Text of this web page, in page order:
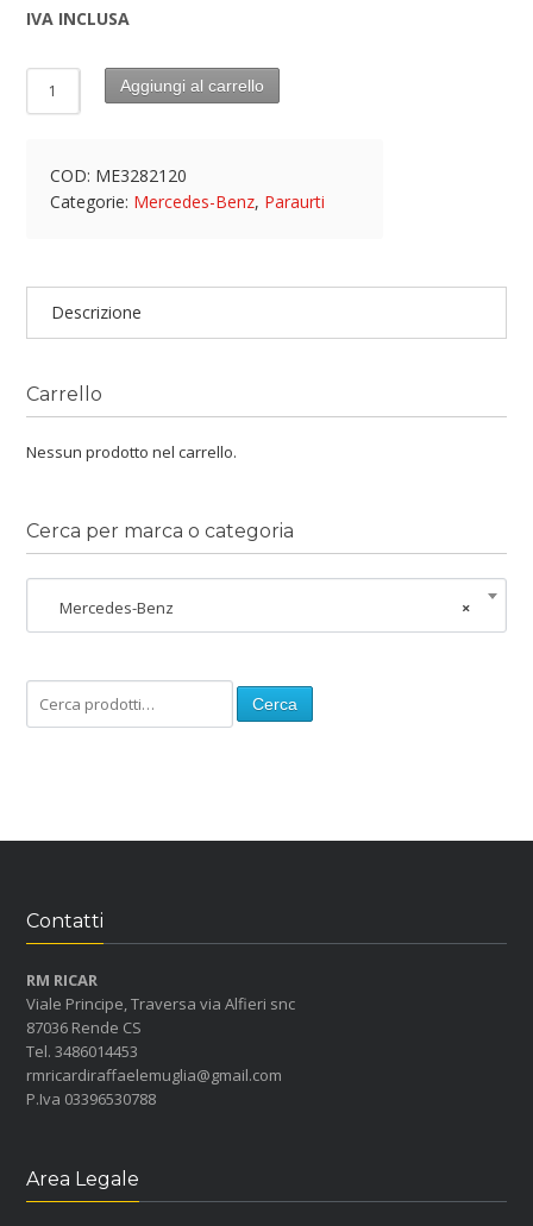
IVA INCLUSA
Aggiungi al carrello
COD: ME3282120
Categorie: Mercedes-Benz, Paraurti
Descrizione
Carrello
Nessun prodotto nel carrello.
Cerca per marca o categoria
×
Mercedes-Benz
Cerca
Contatti
RM RICAR
Viale Principe, Traversa via Alfieri snc
87036 Rende CS
Tel. 3486014453
rmricardiraffaelemuglia@gmail.com
P.Iva 03396530788
Area Legale